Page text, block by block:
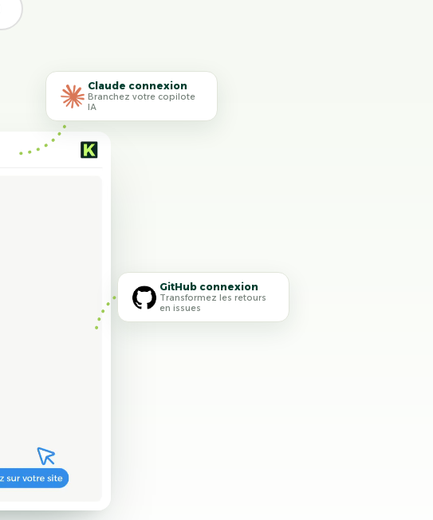
Claude connexion
Branchez votre copilote
IA
GitHub connexion
Transformez les retours
en issues